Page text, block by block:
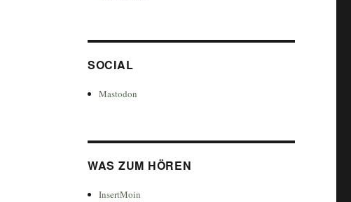
SOCIAL
Mastodon
WAS ZUM HÖREN
InsertMoin